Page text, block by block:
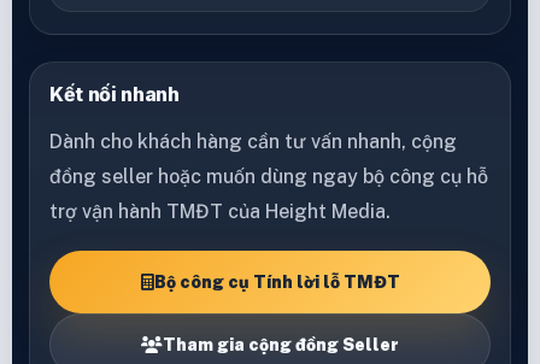
Kết nối nhanh
Dành cho khách hàng cần tư vấn nhanh, cộng
đồng seller hoặc muốn dùng ngay bộ công cụ hỗ
trợ vận hành TMĐT của Height Media.
Bộ công cụ Tính lời lỗ TMĐT
Tham gia cộng đồng Seller